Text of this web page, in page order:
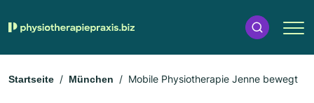
Startseite München Mobile Physiotherapie Jenne bewegt